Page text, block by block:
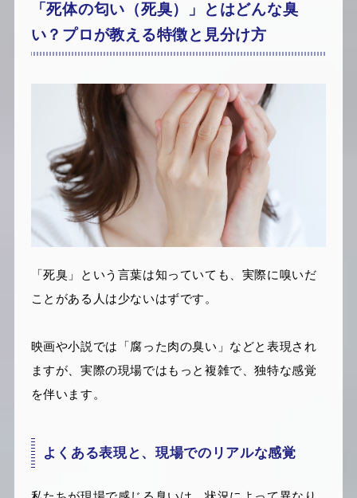
「死体の匂い（死臭）」とはどんな臭
い？プロが教える特徴と見分け方
「死臭」という言葉は知っていても、実際に嗅いだ
ことがある人は少ないはずです。
映画や小説では「腐った肉の臭い」などと表現され
ますが、実際の現場ではもっと複雑で、独特な感覚
を伴います。
よくある表現と、現場でのリアルな感覚